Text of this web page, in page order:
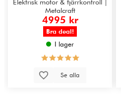
Elektrisk motor & fjärrkontroll |
Metalcraft
4995 kr
Bra deal!
I lager
Se alla